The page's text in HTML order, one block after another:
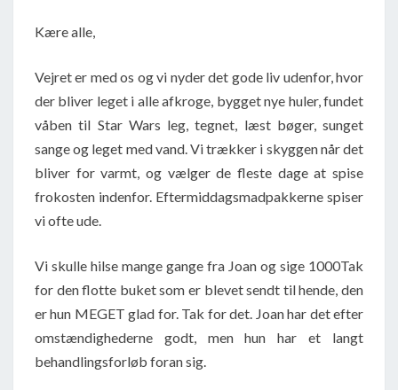
Kære alle,
Vejret er med os og vi nyder det gode liv udenfor, hvor
der bliver leget i alle afkroge, bygget nye huler, fundet
våben til Star Wars leg, tegnet, læst bøger, sunget
sange og leget med vand. Vi trækker i skyggen når det
bliver for varmt, og vælger de fleste dage at spise
frokosten indenfor. Eftermiddagsmadpakkerne spiser
vi ofte ude.
Vi skulle hilse mange gange fra Joan og sige 1000Tak
for den flotte buket som er blevet sendt til hende, den
er hun MEGET glad for. Tak for det. Joan har det efter
omstændighederne godt, men hun har et langt
behandlingsforløb foran sig.